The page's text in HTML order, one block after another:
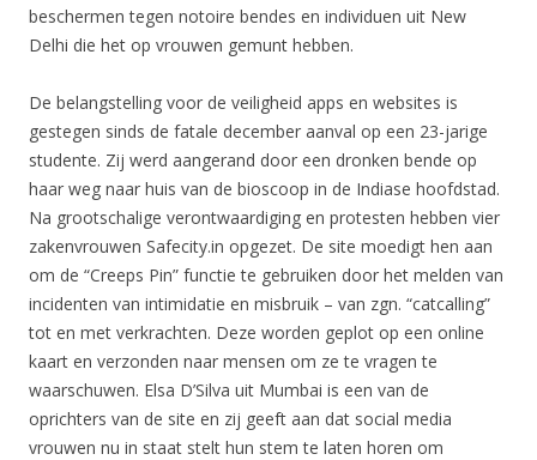
beschermen tegen notoire bendes en individuen uit New
Delhi die het op vrouwen gemunt hebben.
De belangstelling voor de veiligheid apps en websites is
gestegen sinds de fatale december aanval op een 23-jarige
studente. Zij werd aangerand door een dronken bende op
haar weg naar huis van de bioscoop in de Indiase hoofdstad.
Na grootschalige verontwaardiging en protesten hebben vier
zakenvrouwen Safecity.in opgezet. De site moedigt hen aan
om de “Creeps Pin” functie te gebruiken door het melden van
incidenten van intimidatie en misbruik – van zgn. “catcalling”
tot en met verkrachten. Deze worden geplot op een online
kaart en verzonden naar mensen om ze te vragen te
waarschuwen. Elsa D’Silva uit Mumbai is een van de
oprichters van de site en zij geeft aan dat social media
vrouwen nu in staat stelt hun stem te laten horen om